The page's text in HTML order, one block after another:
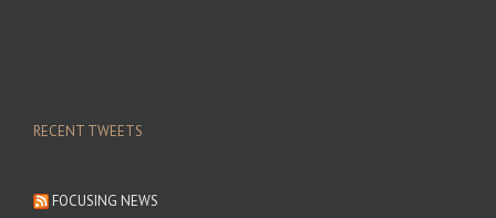
RECENT TWEETS
FOCUSING NEWS